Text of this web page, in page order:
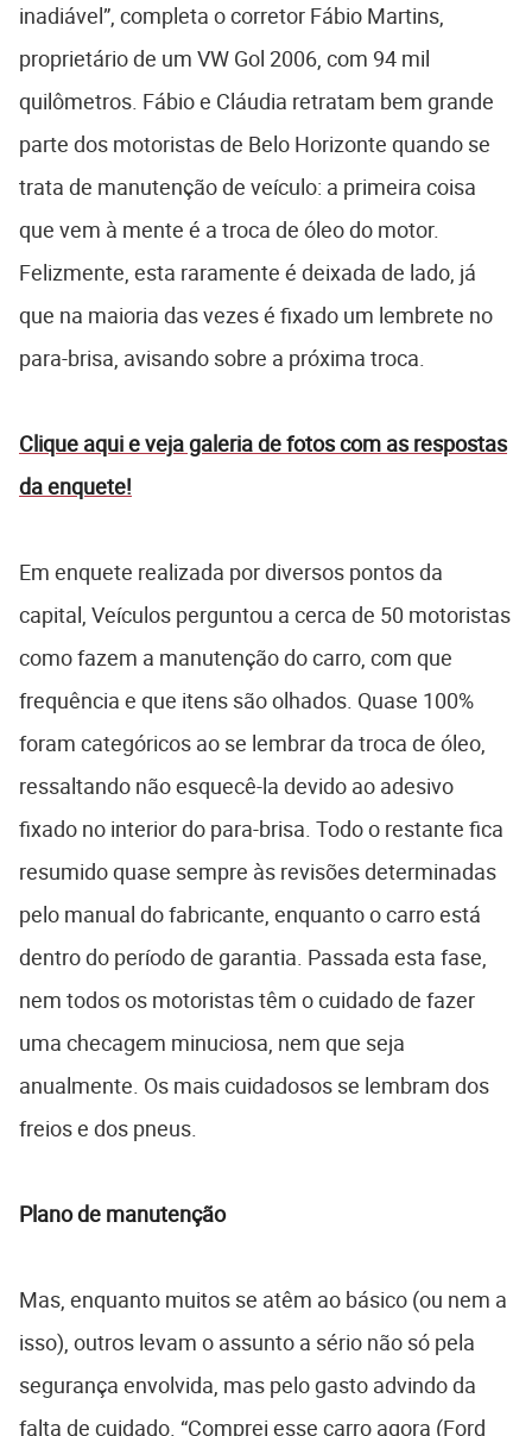
inadiável”, completa o corretor Fábio Martins,
proprietário de um VW Gol 2006, com 94 mil
quilômetros. Fábio e Cláudia retratam bem grande
parte dos motoristas de Belo Horizonte quando se
trata de manutenção de veículo: a primeira coisa
que vem à mente é a troca de óleo do motor.
Felizmente, esta raramente é deixada de lado, já
que na maioria das vezes é fixado um lembrete no
para-brisa, avisando sobre a próxima troca.
Clique aqui e veja galeria de fotos com as respostas
da enquete!
Em enquete realizada por diversos pontos da
capital, Veículos perguntou a cerca de 50 motoristas
como fazem a manutenção do carro, com que
frequência e que itens são olhados. Quase 100%
foram categóricos ao se lembrar da troca de óleo,
ressaltando não esquecê-la devido ao adesivo
fixado no interior do para-brisa. Todo o restante fica
resumido quase sempre às revisões determinadas
pelo manual do fabricante, enquanto o carro está
dentro do período de garantia. Passada esta fase,
nem todos os motoristas têm o cuidado de fazer
uma checagem minuciosa, nem que seja
anualmente. Os mais cuidadosos se lembram dos
freios e dos pneus.
Plano de manutenção
Mas, enquanto muitos se atêm ao básico (ou nem a
isso), outros levam o assunto a sério não só pela
segurança envolvida, mas pelo gasto advindo da
falta de cuidado. “Comprei esse carro agora (Ford